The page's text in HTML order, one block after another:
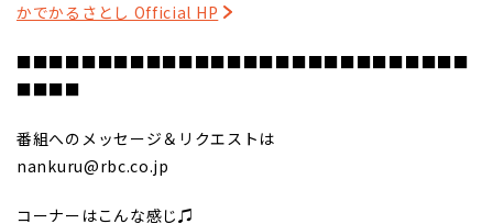
かでかるさとし Official HP
■■■■■■■■■■■■■■■■■■■■■■■■■■■■
■■■■
番組へのメッセージ＆リクエストは
nankuru@rbc.co.jp
コーナーはこんな感じ♫